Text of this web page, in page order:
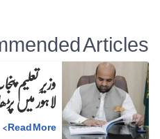
Articles
وزیرِ تعلیم
لاہور میں
Read More
>